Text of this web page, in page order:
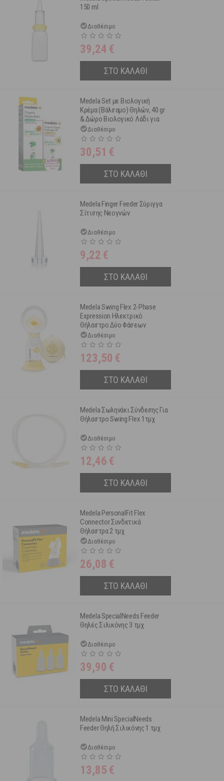
150 ml
Διαθέσιμο
39,24 €
ΣΤΟ ΚΑΛΑΘΙ
Medela Set με Βιολογική
Κρέμα (Βάλσαμο) Θηλών, 40 gr
& Δώρο Βιολογικό Λάδι για
Μασάζ Στήθους 50 ml
Διαθέσιμο
30,51 €
ΣΤΟ ΚΑΛΑΘΙ
Medela Finger Feeder Σύριγγα
Σίτισης Νεογνών
Διαθέσιμο
9,22 €
ΣΤΟ ΚΑΛΑΘΙ
Medela Swing Flex 2-Phase
Expression Ηλεκτρικό
Θήλαστρο Δύο Φάσεων
Διαθέσιμο
123,50 €
ΣΤΟ ΚΑΛΑΘΙ
Medela Σωληνάκι Σύνδεσης Για
Θήλαστρο Swing Flex 1τμχ
Διαθέσιμο
12,46 €
ΣΤΟ ΚΑΛΑΘΙ
Medela PersonalFit Flex
Connector Συνδετικά
Θήλαστρα 2 τμχ
Διαθέσιμο
26,08 €
ΣΤΟ ΚΑΛΑΘΙ
Medela SpecialNeeds Feeder
Θηλές Σιλικόνης 3 τμχ
Διαθέσιμο
39,90 €
ΣΤΟ ΚΑΛΑΘΙ
Medela Mini SpecialNeeds
Feeder Θηλή Σιλικόνης 1 τμχ
Διαθέσιμο
13,85 €